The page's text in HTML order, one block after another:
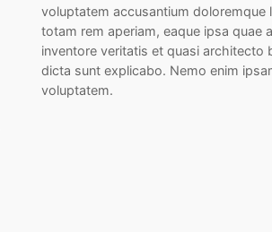
voluptatem accusantium doloremque
totam rem aperiam, eaque ipsa quae
inventore veritatis et quasi architecto
dicta sunt explicabo. Nemo enim
voluptatem.